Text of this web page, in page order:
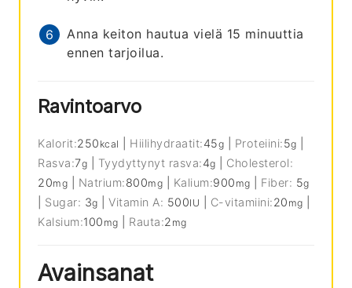
Anna keiton hautua vielä 15 minuuttia
ennen tarjoilua.
Ravintoarvo
Kalorit:250 kcal Hiilihydraatit:45g Proteiini:5g
Rasva:7g Tyydyttynyt rasva:4g
Cholesterol:
20mg Natrium:800mg Kalium:900 mg Fiber: 5g
Sugar: 3g |Vitamin A: 500IU C-vitamiini:20 mg
Kalsium:100 mg Rauta:2 mg
Avainsanat